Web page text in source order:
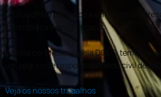
O GrupoPRO pertence a um grupo
informática e programação.
Somos certificados pela DGEG, temos
um seguro de responsabilidade civil de
Veja os nossos trabalhos